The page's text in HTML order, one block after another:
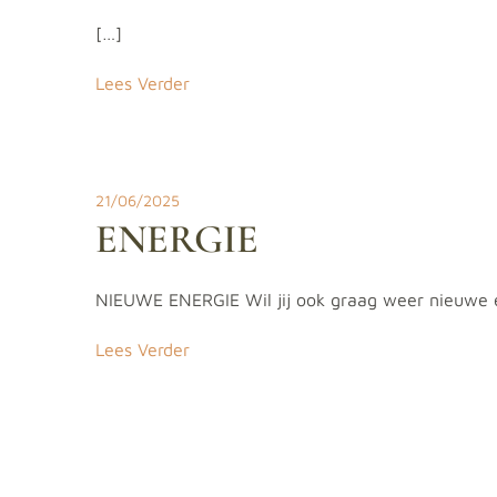
[…]
Lees Verder
21/06/2025
ENERGIE
NIEUWE ENERGIE Wil jij ook graag weer
Lees Verder